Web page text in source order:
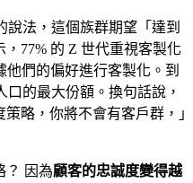
說法，這個族群期望「達到
77% 的 Z 世代重視客製化
他們的偏好進行客製化。到
口的最大份額。換句話說，
略，你將不會有客戶群，」
？ 因為顧客的忠誠度變得越